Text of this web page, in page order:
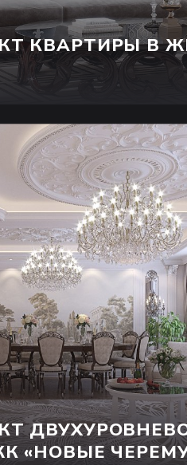
КВАРТИРЫ В
«НОВЫЕ